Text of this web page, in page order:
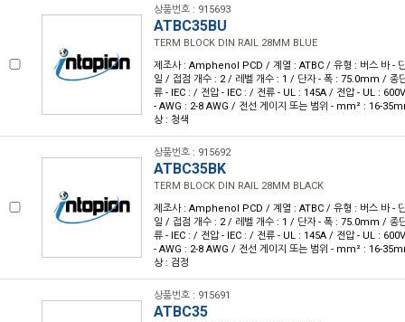
상품번호 : 915693
ATBC35BU
TERM BLOCK DIN RAIL 28MM BLUE
제조사 : Amphenol PCD / 계열 : ATBC / 유형 : 버스 바 -
일 / 접점 개수 : 2 / 레벨 개수 : 1 / 단자 - 폭 : 75.0mm / 종
류 - IEC : / 전압 - IEC : / 전류 - UL : 145A / 전압 - UL :
- AWG : 2-8 AWG / 전선 게이지 또는 범위 - mm² : 16-
상 : 청색
상품번호 : 915692
ATBC35BK
TERM BLOCK DIN RAIL 28MM BLACK
제조사 : Amphenol PCD / 계열 : ATBC / 유형 : 버스 바 -
일 / 접점 개수 : 2 / 레벨 개수 : 1 / 단자 - 폭 : 75.0mm / 종
류 - IEC : / 전압 - IEC : / 전류 - UL : 145A / 전압 - UL :
- AWG : 2-8 AWG / 전선 게이지 또는 범위 - mm² : 16-
상 : 검정
상품번호 : 915691
ATBC35